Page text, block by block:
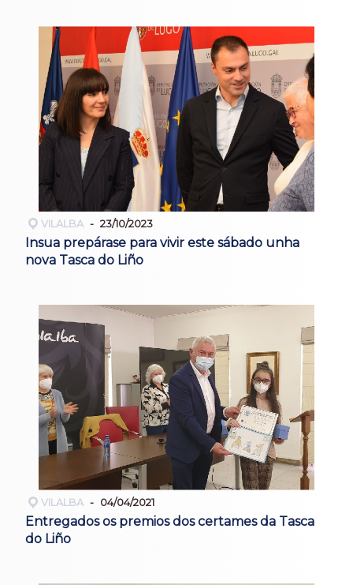
VILALBA 23/10/2023
Insua prepárase para vivir este sábado unha
nova Tasca do Liño
VILALBA 04/04/2021
Entregados os premios dos certames da Tasca
do Liño